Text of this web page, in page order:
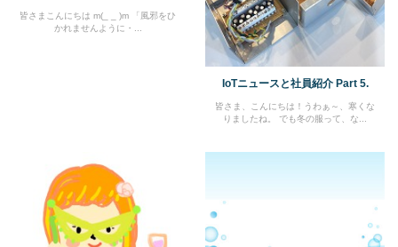
皆さまこんにちは m(_ _ )m 「風邪をひ
かれませんように・...
IoTニュースと社員紹介 Part 5.
皆さま、こんにちは！うわぁ～、寒くな
りましたね。 でも冬の服って、な...